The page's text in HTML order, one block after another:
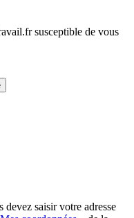
susceptible de vous
saisir votre adresse